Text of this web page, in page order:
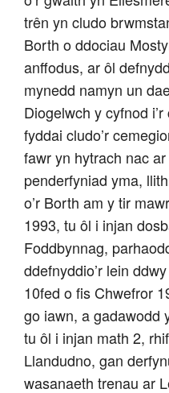
trên yn cludo
Borth o ddociau
anffodus, ar ôl
mynedd namyn un
Diogelwch y cyfnod
fyddai cludo’r
fawr yn hytrach nac
penderfyniad yma,
o’r Borth am y tir
1993, tu ôl i injan
Foddbynnag,
ddefnyddio’r lein
10fed o fis Chwefror
go iawn, a gadawodd
tu ôl i injan math 2,
Llandudno, gan
wasanaeth trenau ar